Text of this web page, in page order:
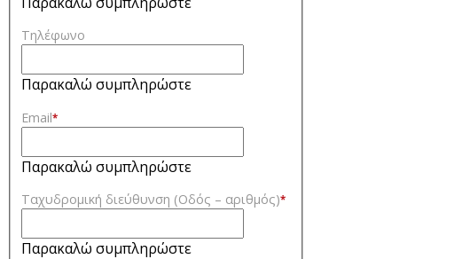
Τηλέφωνο
Παρακαλώ συμπληρώστε
Email*
Παρακαλώ συμπληρώστε
Ταχυδρομική διεύθυνση (Οδός – αριθμός)*
Παρακαλώ συμπληρώστε